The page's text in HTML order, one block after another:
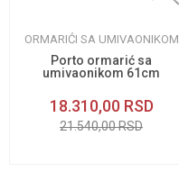
ORMARIĆI SA UMIVAONIKOM
Porto ormarić sa
umivaonikom 61cm
18.310,00 RSD
21.540,00RSD